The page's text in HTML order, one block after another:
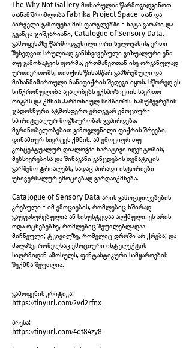
exposition shot
exposition shot
The Why Not Gallery მოხარულია წარმოგიდგინოთ
თანამშრომლობა Fabrika Project Space-თან და
პირველი გამოფენა მის ფარგლებში - ნატა ვარაზი და
გვანცა ჯიშკარიანი, Catalogue of Sensory Data.
გამოფენაზე წარმოდგენილი ორი ხელოვანის, ერთი
შეხედვით სრულიად განსხვავებული ვიზუალური ენა
თუ გამოხატვის ფორმა, ერთმანეთთან ისე ორგანულად
ურთიერთობს, თითქოს წინასწარ გააზრებული და
მიზანმიმართული ჩანაფიქრის შედეგი იყოს. სწორედ ეს
სინქრონულობა აყალიბებს ექსპოზიციის საერთო
რიტმს და ქმნის ჰარმონიულ სიმბიოზს. ნამუშევრების
ჯადოსნური ატმოსფერო ერთგვარ ემოციურ-
სპირიტუალურ მოგზაურობას გვპირდება.
მგრძნობელობებით გამოვლენილი ფიქრის შრეები,
დინამიურ სივრცეს ქმნის. ამ ემოციურ თუ
კონცეპტუალურ დიალოგში ნარატივი იდენტობის,
მეხსიერებისა და შინაგანი განცდების თემატიკის
გარშემო ტრიალებს, სადაც პირადი ისტორიები
უნივერსალურ ემოციებად გარდაიქმნება.
Catalogue of Sensory Data არის გამოცდილებების
კრებული - იმ ემოციების, რომლებიც ხშირად
გაუფასურებულია ან სისუსტედაა აღქმული. ეს არის
ოდა ოცნებებზე, რომლებიც შეუძლებლადაა
მიჩნეული; ტკივილზე, რომელიც დროში არ ქრება; და
ძალაზე, რომელსაც ემოციური ინტელექტის
სიღრმიდან ამოსულს, ფანტასტიკური სამყაროების
შექმნა შეუძლია.
გამოფენის კრიტიკა:
https://tinyurl.com/2vd2rfnx
პრესა:
https://tinyurl.com/4dt84zy8